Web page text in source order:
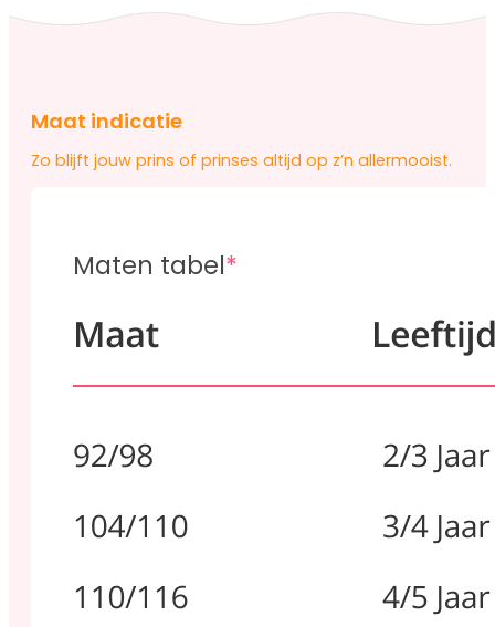
Maat indicatie
Zo blijft jouw prins of prinses altijd op z’n allermooist.
Maten tabel*